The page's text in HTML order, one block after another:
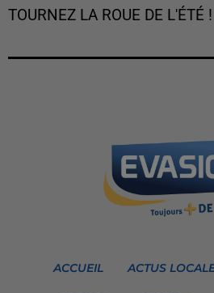
TOURNEZ LA ROUE DE L'ÉTÉ !
ACCUEIL ACTUS